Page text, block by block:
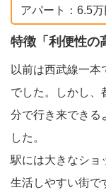
アパート：6.5
特徴「利便性の
以前は西武線一
でした。しかし、
分で行き来できる
した。
駅には大きなショ
生活しやすい街で